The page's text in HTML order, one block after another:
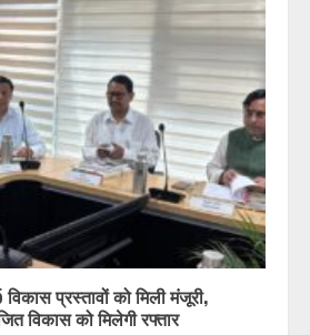
प्रस्तावों को मिली मंजूरी,
विकास को मिलेगी रफ्तार